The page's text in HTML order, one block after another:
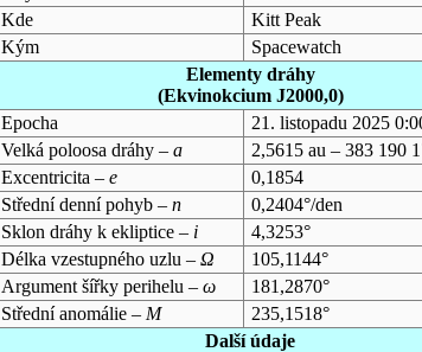
Kde
Kitt Peak
Kým
Spacewatch
Elementy dráhy
(Ekvinokcium J2000,0)
Epocha
21. listopadu 2025
Velká poloosa dráhy – a
2,5615 au – 383 190
Excentricita – e
0,1854
Střední denní pohyb – n
0,2404°/den
Sklon dráhy k ekliptice – i
4,3253°
Délka vzestupného uzlu – Ω
105,1144°
Argument šířky perihelu – ω
181,2870°
Střední anomálie – M
235,1518°
Další údaje